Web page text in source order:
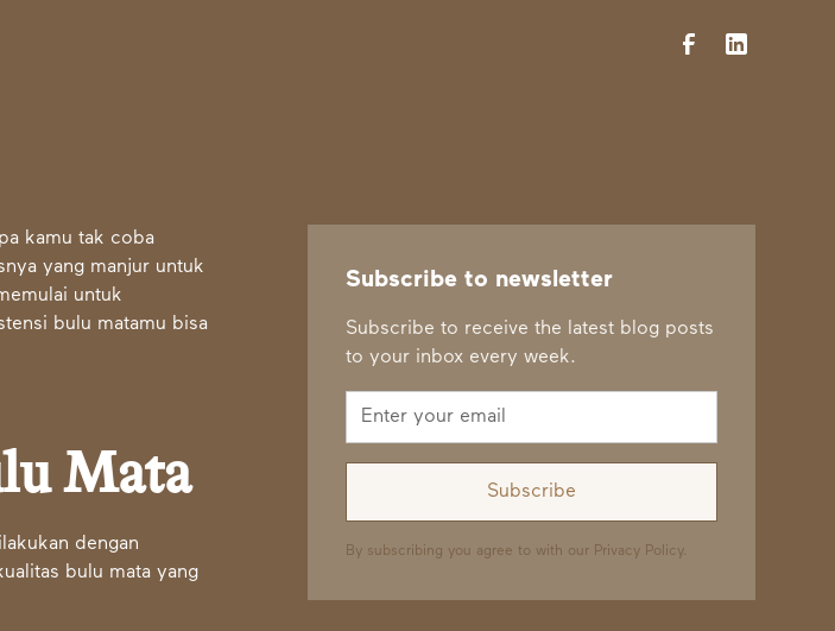
kamu tak coba
yang manjur untuk
untuk
bulu matamu bisa
Mata
dengan
bulu mata yang
Subscribe to newsletter
Subscribe to receive the latest blog posts
to your inbox every week.
By subscribing you agree to with our Privacy Policy.